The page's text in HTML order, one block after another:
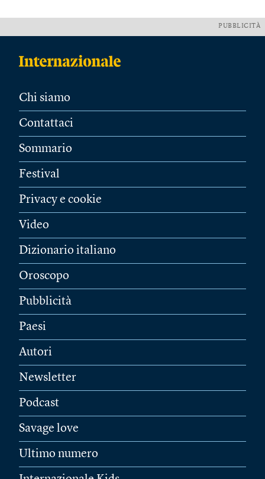
PUBBLICITÀ
Chi siamo
Contattaci
Sommario
Festival
Privacy e cookie
Video
Dizionario italiano
Oroscopo
Pubblicità
Paesi
Autori
Newsletter
Podcast
Savage love
Ultimo numero